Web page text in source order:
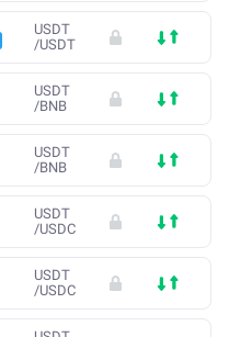
USDT
/USDT
USDT
/BNB
USDT
/BNB
USDT
/USDC
USDT
/USDC